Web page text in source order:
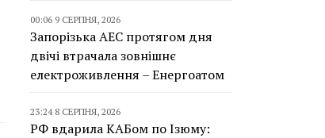
00:06 9 СЕРПНЯ, 2026
Запорізька АЕС протягом дня
двічі втрачала зовнішнє
електроживлення – Енергоатом
23:24 8 СЕРПНЯ, 2026
РФ вдарила КАБом по Ізюму: